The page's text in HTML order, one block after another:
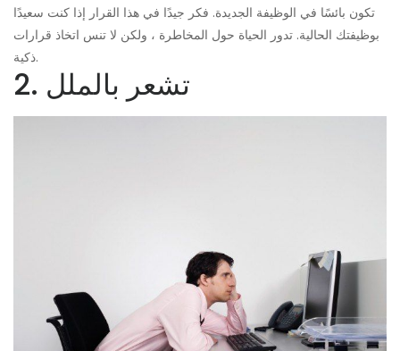
تكون بائسًا في الوظيفة الجديدة. فكر جيدًا في هذا القرار إذا كنت سعيدًا
بوظيفتك الحالية. تدور الحياة حول المخاطرة ، ولكن لا تنس اتخاذ قرارات
ذكية.
2. تشعر بالملل